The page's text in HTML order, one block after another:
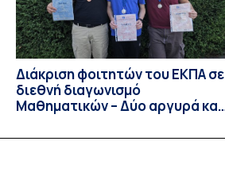
Διάκριση φοιτητών του ΕΚΠΑ σε
διεθνή διαγωνισμό
Μαθηματικών – Δύο αργυρά και